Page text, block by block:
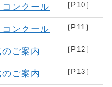
ンクール ［P10］
ンクール ［P11］
ご案内 ［P12］
ご案内 ［P13］